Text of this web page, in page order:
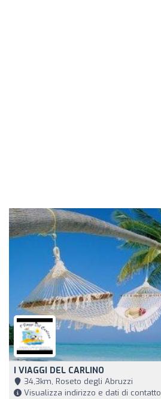
I VIAGGI DEL CARLINO
34,3km, Roseto degli Abruzzi
Visualizza indirizzo e dati di contatto